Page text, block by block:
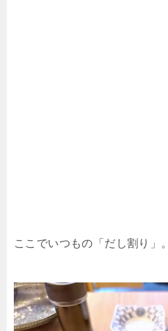
ここでいつもの「だし割り」。